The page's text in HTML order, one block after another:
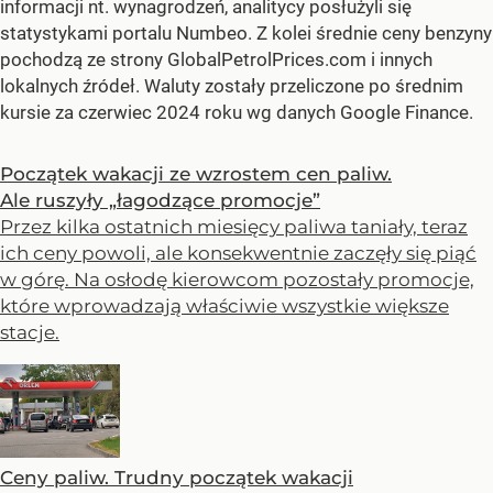
informacji nt. wynagrodzeń, analitycy posłużyli się
statystykami portalu Numbeo. Z kolei średnie ceny benzyny
pochodzą ze strony GlobalPetrolPrices.com i innych
lokalnych źródeł. Waluty zostały przeliczone po średnim
kursie za czerwiec 2024 roku wg danych Google Finance.
Początek wakacji ze wzrostem cen paliw.
Ale ruszyły „łagodzące promocje”
Przez kilka ostatnich miesięcy paliwa taniały, teraz
ich ceny powoli, ale konsekwentnie zaczęły się piąć
w górę. Na osłodę kierowcom pozostały promocje,
które wprowadzają właściwie wszystkie większe
stacje.
Ceny paliw. Trudny początek wakacji